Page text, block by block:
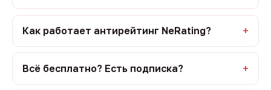
Как работает антирейтинг NeRating?
Всё бесплатно? Есть подписка?